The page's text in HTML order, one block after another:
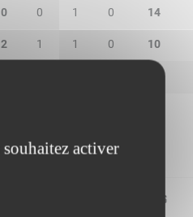
0 0 1 0 14
2 1 1 0 10
PTS
activer